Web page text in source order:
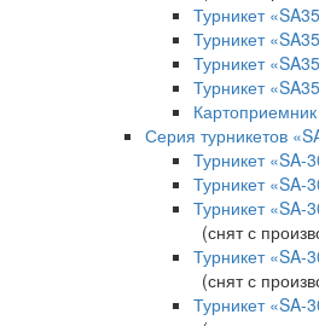
Турникет
Турникет
Турникет
Турникет
Серия турникетов
Турникет «SA-
Турникет «SA-
Турникет «SA-
(снят с
Турникет «SA-
(снят с
Турникет